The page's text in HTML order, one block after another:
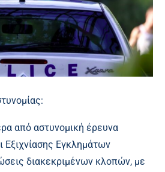
από αστυνομική έρευνα
Εξιχνίασης Εγκλημάτων
διακεκριμένων κλοπών, με